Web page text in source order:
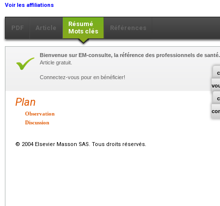
Voir les affiliations
PDF Article
Résumé
Mots clés
Références
Bienvenue sur EM-consulte, la référence des professionnels de santé.
Article gratuit.
Connectez-vous pour en bénéficier!
Plan
Observation
Discussion
© 2004 Elsevier Masson SAS. Tous droits réservés.